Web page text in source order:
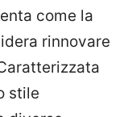
come la
rinnovare
stile